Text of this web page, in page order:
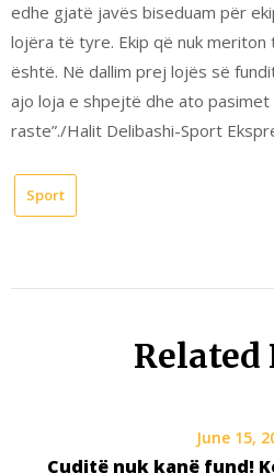
edhe gjatë javës biseduam për
lojëra të tyre. Ekip që nuk
është. Në dallim prej lojës së
ajo loja e shpejtë dhe ato pasimet
raste”./Halit Delibashi-Sport
Sport
Related
June 15,
Çuditë nuk kanë fund!